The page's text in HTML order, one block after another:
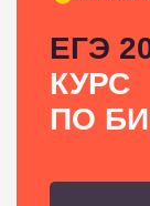
ЕГЭ
КУРС
ПО